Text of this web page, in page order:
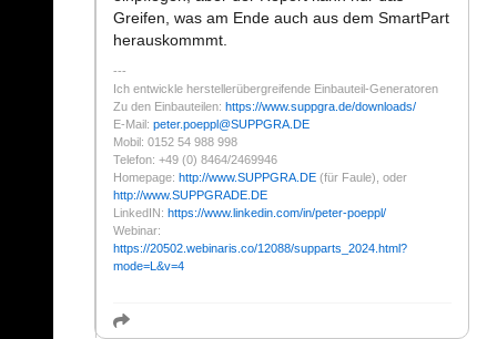
Greifen, was am Ende auch aus dem SmartPart
herauskommmt.
Ich entwickle herstellerübergreifende Einbauteil-Generatoren
Zu den Einbauteilen: https://www.suppgra.de/downloads/
E-Mail: peter.poeppl@SUPPGRA.DE
Mobil: 0152 54 988 998
Telefon: +49 (0) 8464/2469946
Homepage: http://www.SUPPGRA.DE (für Faule), oder
http://www.SUPPGRADE.DE
LinkedIN: https://www.linkedin.com/in/peter-poeppl/
Webinar:
https://20502.webinaris.co/12088/supparts_2024.html?
mode=L&v=4